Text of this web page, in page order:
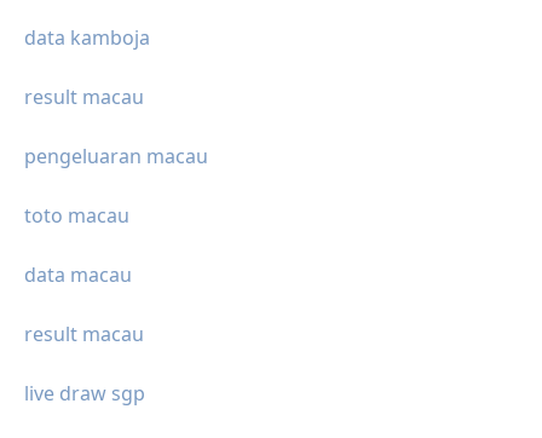
data kamboja
result macau
pengeluaran macau
toto macau
data macau
result macau
live draw sgp